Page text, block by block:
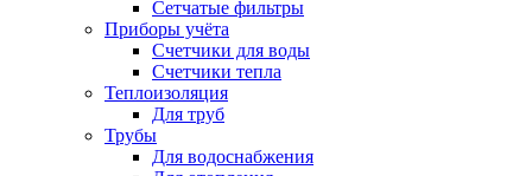
Сетчатые фильтры
Приборы учёта
Счетчики для воды
Счетчики тепла
Теплоизоляция
Для труб
Трубы
Для водоснабжения